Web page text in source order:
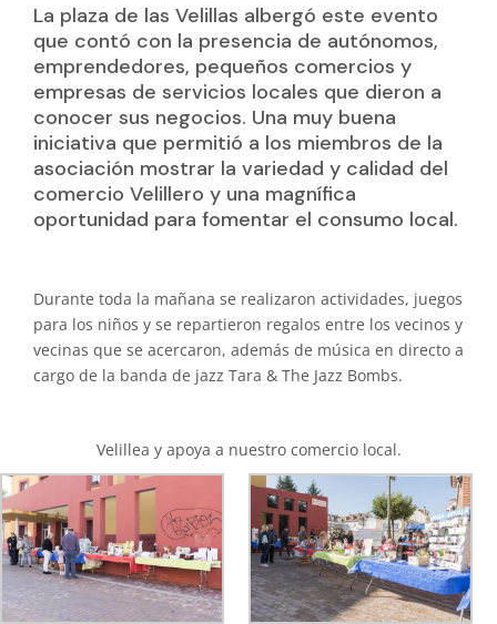
La plaza de las Velillas albergó este evento
que contó con la presencia de autónomos,
emprendedores, pequeños comercios y
empresas de servicios locales que dieron a
conocer sus negocios. Una muy buena
iniciativa que permitió a los miembros de la
asociación mostrar la variedad y calidad del
comercio Velillero y una magnífica
oportunidad para fomentar el consumo local.
Durante toda la mañana se realizaron actividades, juegos
para los niños y se repartieron regalos entre los vecinos y
vecinas que se acercaron, además de música en directo a
cargo de la banda de jazz Tara & The Jazz Bombs.
Velillea y apoya a nuestro comercio local.